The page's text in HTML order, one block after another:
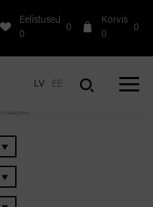
Eelistused
0
0
Korvis
0
0
LV EE